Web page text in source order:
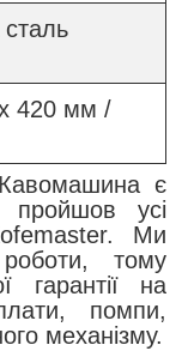
420 мм /
є
пройшов усі
Ми
тому
гарантії на
помпи,
механізму.